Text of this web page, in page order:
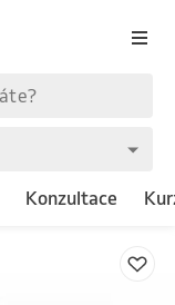
Konzultace